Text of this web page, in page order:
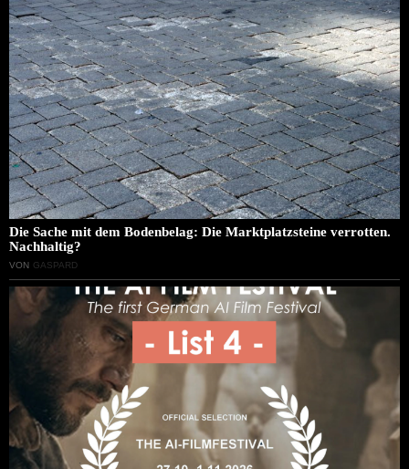
Die Sache mit dem Bodenbelag: Die Marktplatzsteine verrotten.
Nachhaltig?
VON GASPARD